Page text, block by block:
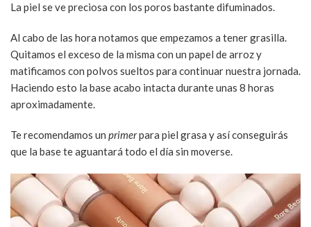
La piel se ve preciosa con los poros bastante difuminados.
Al cabo de las hora notamos que empezamos a tener grasilla.
Quitamos el exceso de la misma con un papel de arroz y
matificamos con polvos sueltos para continuar nuestra jornada.
Haciendo esto la base acabo intacta durante unas 8 horas
aproximadamente.
Te recomendamos un primerpara piel grasa y así conseguirás
que la base te aguantará todo el día sin moverse.